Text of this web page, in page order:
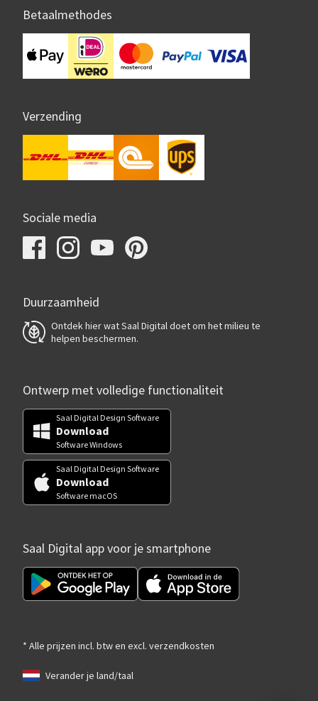
Betaalmethodes
Verzending
Sociale media
Duurzaamheid
Ontdek hier wat Saal Digital doet om het milieu te
helpen beschermen.
Ontwerp met volledige functionaliteit
Saal Digital Design Software
Download
Software Windows
Saal Digital Design Software
Download
Software macOS
Saal Digital app voor je smartphone
* Alle prijzen incl. btw en excl. verzendkosten
Verander je land/taal